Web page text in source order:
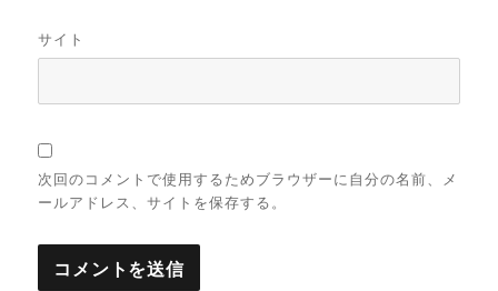
サイト
次回のコメントで使用するためブラウザーに自分の名前、メ
ールアドレス、サイトを保存する。